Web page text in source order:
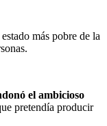
más pobre de la
el ambicioso
pretendía producir